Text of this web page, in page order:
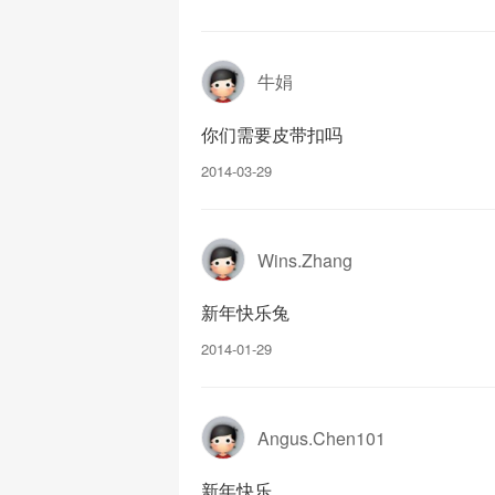
牛娟
你们需要皮带扣吗
2014-03-29
Wins.Zhang
新年快乐兔
2014-01-29
Angus.Chen101